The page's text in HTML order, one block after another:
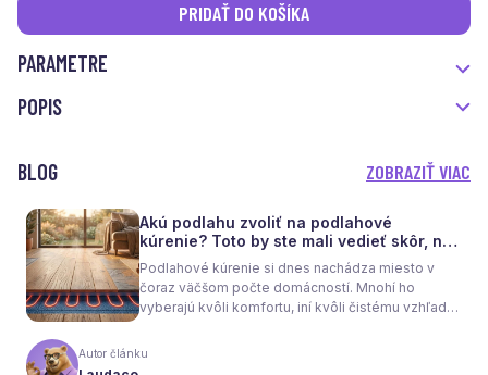
PRIDAŤ DO KOŠÍKA
PARAMETRE
POPIS
BLOG ZOBRAZIŤ VIAC
Akú podlahu zvoliť na podlahové
kúrenie? Toto by ste mali vedieť skôr, než
sa rozhodnete
Podlahové kúrenie si dnes nachádza miesto v
čoraz väčšom počte domácností. Mnohí ho
vyberajú kvôli komfortu, iní kvôli čistému vzhľadu
Autor článku